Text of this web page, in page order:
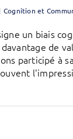
Cognition et
un biais
de
participé à